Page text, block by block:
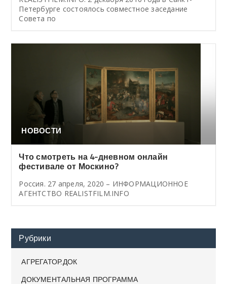
Петербурге состоялось совместное заседание
Совета по
НОВОСТИ
Что смотреть на 4-дневном онлайн
фестивале от Москино?
Россия. 27 апреля, 2020 – ИНФОРМАЦИОННОЕ
АГЕНТСТВО REALISTFILM.INFO
Рубрики
АГРЕГАТОР.ДОК
ДОКУМЕНТАЛЬНАЯ ПРОГРАММА